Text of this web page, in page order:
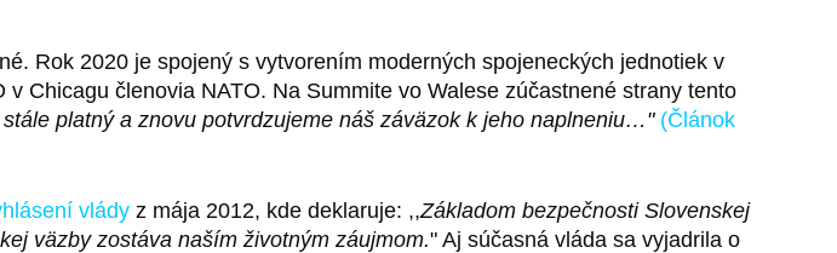
Rok 2020 je spojený s vytvorením moderných spojeneckých jednotiek v
Chicagu členovia NATO. Na Summite vo Walese zúčastnené strany tento
platný a znovu potvrdzujeme náš záväzok k jeho naplneniu…"(Článok
vládyz mája 2012, kde deklaruje: ,,Základom bezpečnosti Slovenskej
väzby zostáva naším životným záujmom." Aj súčasná vláda sa vyjadrila o